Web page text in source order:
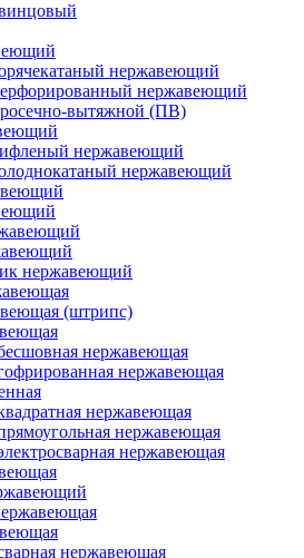
нержавеющий
нержавеющий
вытяжной (ПВ)
нержавеющий
нержавеющий
нержавеющий
(штрипс)
нержавеющая
нержавеющая
нержавеющая
нержавеющая
нержавеющая
нержавеющая